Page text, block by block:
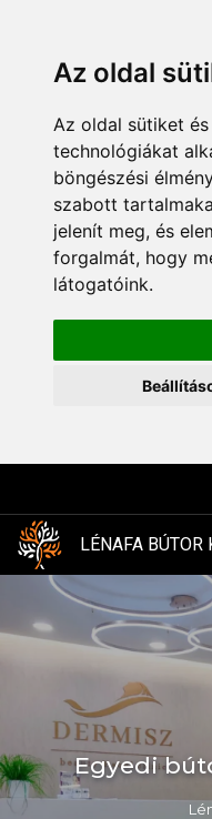
Az oldal
Az oldal sütiket
technológiákat
böngészési
szabott
jelenít meg, és
forgalmát, hogy
látogatóink.
LÉNAFA BÚTOR
Egyedi